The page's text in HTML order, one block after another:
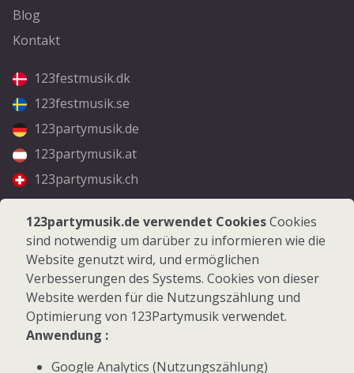
Blog
Kontakt
123festmusik.dk
123festmusik.se
123partymusik.de
123partymusik.at
123partymusik.ch
Folgen Sie uns
Facebook
Instagram
123partymusik.de verwendet CookiesCookies
sind notwendig um darüber zu informieren wie die
Website genutzt wird, und ermöglichen
Verbesserungen des Systems. Cookies von dieser
Website werden für die Nutzungszählung und
Optimierung von 123Partymusik verwendet.
Anwendung :
Google Analytics (Nutzungszählung)